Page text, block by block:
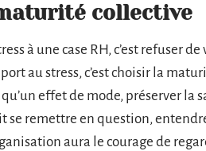
collective
à une case RH, c’est refuser
au stress, c’est choisir la
effet de mode, préserver la
se remettre en question,
aura le courage de